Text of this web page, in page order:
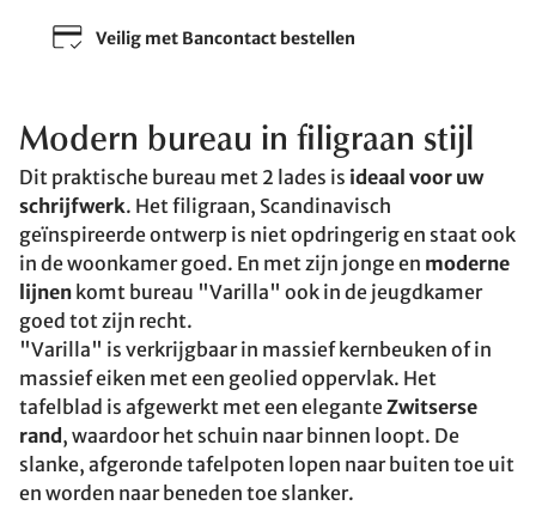
Veilig met Bancontact bestellen
Modern bureau in filigraan stijl
Dit praktische bureau met 2 lades is ideaal voor uw
schrijfwerk. Het filigraan, Scandinavisch
geïnspireerde ontwerp is niet opdringerig en staat ook
in de woonkamer goed. En met zijn jonge en moderne
lijnen komt bureau "Varilla" ook in de jeugdkamer
goed tot zijn recht.
"Varilla" is verkrijgbaar in massief kernbeuken of in
massief eiken met een geolied oppervlak. Het
tafelblad is afgewerkt met een eleganteZwitserse
rand , waardoor het schuin naar binnen loopt. De
slanke, afgeronde tafelpoten lopen naar buiten toe uit
en worden naar beneden toe slanker.